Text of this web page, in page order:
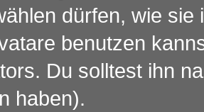
dürfen, wie
benutzen
Du solltest ihn
haben).